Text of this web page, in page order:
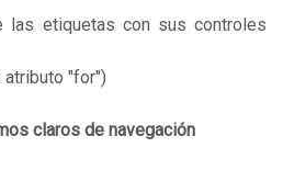
las etiquetas con sus controles
atributo "for")
claros de navegación